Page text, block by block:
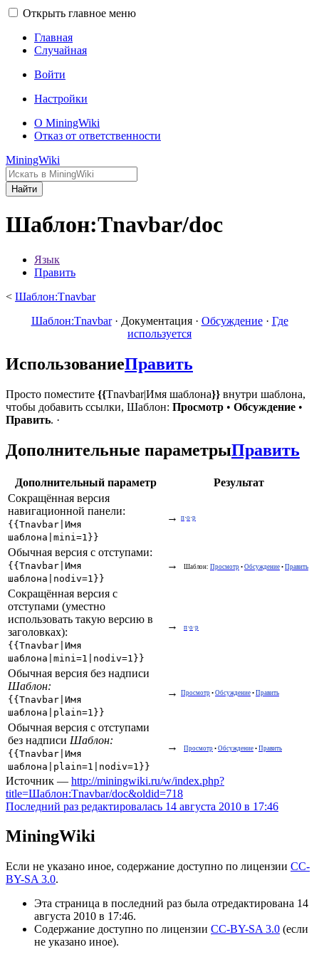
Открыть главное меню
Главная
Случайная
Войти
Настройки
О MiningWiki
Отказ от ответственности
MiningWiki
Найти
Шаблон:Tnavbar/doc
Язык
Править
< Шаблон:Tnavbar
Шаблон:Tnavbar· Документация· Обсуждение· Где
используется
ИспользованиеПравить
Просто поместите {{Tnavbar|Имя шаблона}} внутри шаблона,
чтобы добавить ссылки, Шаблон: Просмотр • Обсуждение •
Править. ·
Дополнительные параметрыПравить
Дополнительный параметр
Результат
Сокращённая версия
навигационной панели:
{{Tnavbar|Имя
шаблона|mini=1}}
→ п·о·р
Обычная версия с отступами:
{{Tnavbar|Имя
шаблона|nodiv=1}}
→ Шаблон: Просмотр • Обсуждение • Править
Сокращённая версия с
отступами (уместно
использовать такую версию в
заголовках):
{{Tnavbar|Имя
шаблона|mini=1|nodiv=1}}
→ п·о·р
Обычная версия без надписи
Шаблон:
{{Tnavbar|Имя
шаблона|plain=1}}
→ Просмотр • Обсуждение • Править
Обычная версия с отступами
без надписи Шаблон:
{{Tnavbar|Имя
шаблона|plain=1|nodiv=1}}
→ Просмотр • Обсуждение • Править
Источник — http://miningwiki.ru/w/index.php?
title=Шаблон:Tnavbar/doc&oldid=718
Последний раз редактировалась 14 августа 2010 в 17:46
MiningWiki
Если не указано иное, содержание доступно по лицензии CC-
BY-SA 3.0.
Эта страница в последний раз была отредактирована 14
августа 2010 в 17:46.
Содержание доступно по лицензии CC-BY-SA 3.0 (если
не указано иное).